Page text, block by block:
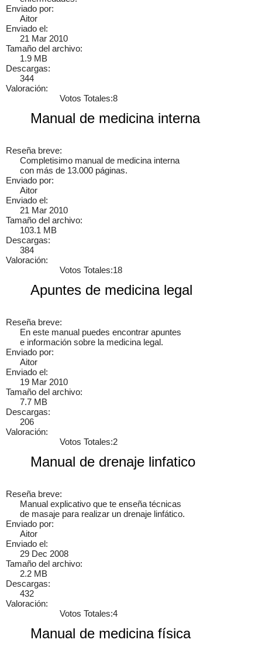
Si queréis manuales de mecánica tenéis que ir a
El mundo de la mecánica automotriz. Descarga manuales de
taller y de mecánica gratis y aprende a reparar tu coche o moto
solicitando ayuda en…
7 años
ebert hay una pagina también de puros manuales
mecanicosonline.online/
Enviado por:
Aitor
Enviado el:
21 Mar 2010
Tamaño del archivo:
1.9 MB
Descargas:
344
Valoración:
Votos Totales:8
Manual de medicina interna
Reseña breve:
Completisimo manual de medicina interna
con más de 13.000 páginas.
Enviado por:
Aitor
Enviado el:
21 Mar 2010
Tamaño del archivo:
103.1 MB
Descargas:
384
Valoración:
Votos Totales:18
Apuntes de medicina legal
Reseña breve:
En este manual puedes encontrar apuntes
e información sobre la medicina legal.
Enviado por:
Aitor
Enviado el:
19 Mar 2010
Tamaño del archivo:
7.7 MB
Descargas:
206
Valoración:
Votos Totales:2
Manual de drenaje linfatico
Reseña breve:
Manual explicativo que te enseña técnicas
de masaje para realizar un drenaje linfático.
Enviado por:
Aitor
Enviado el:
29 Dec 2008
Tamaño del archivo:
2.2 MB
Descargas:
432
Valoración:
Votos Totales:4
Manual de medicina física